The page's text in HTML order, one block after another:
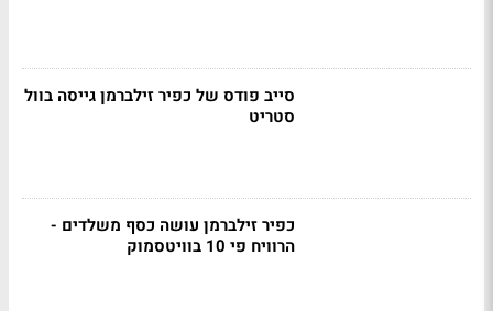
סייב פודס של כפיר זילברמן גייסה בוול
סטריט
כפיר זילברמן עושה כסף משלדים -
הרוויח פי 10 בוויטסמוק